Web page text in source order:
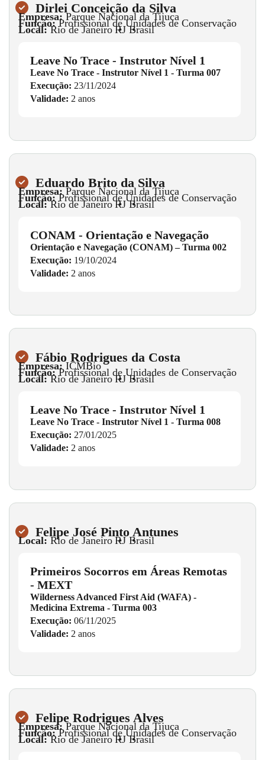
Dirlei Conceição da Silva
Empresa: Parque Nacional da Tijuca
Função: Profissional de Unidades de Conservação
Local:Rio de Janeiro•
RJ•
Brasil
Leave No Trace - Instrutor Nível 1
Leave No Trace - Instrutor Nível 1 - Turma 007
Execução: 23/11/2024
Validade: 2 anos
Eduardo Brito da Silva
Empresa: Parque Nacional da Tijuca
Função: Profissional de Unidades de Conservação
Local:Rio de Janeiro•
RJ•
Brasil
CONAM - Orientação e Navegação
Orientação e Navegação (CONAM) – Turma 002
Execução: 19/10/2024
Validade: 2 anos
Fábio Rodrigues da Costa
Empresa: ICMBio
Função: Profissional de Unidades de Conservação
Local:Rio de Janeiro•
RJ•
Brasil
Leave No Trace - Instrutor Nível 1
Leave No Trace - Instrutor Nível 1 - Turma 008
Execução: 27/01/2025
Validade: 2 anos
Felipe José Pinto Antunes
Local: Rio de Janeiro •
RJ •
Brasil
Primeiros Socorros em Áreas Remotas
- MEXT
Wilderness Advanced First Aid (WAFA) -
Medicina Extrema - Turma 003
Execução: 06/11/2025
Validade: 2 anos
Felipe Rodrigues Alves
Empresa: Parque Nacional da Tijuca
Função: Profissional de Unidades de Conservação
Local:Rio de Janeiro•
RJ•
Brasil